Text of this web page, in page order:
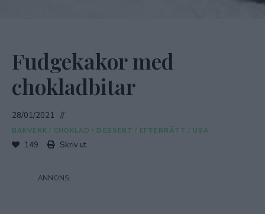
Fudgekakor med
chokladbitar
28/01/2021
BAKVERK / CHOKLAD / DESSERT / EFTERRÄTT / USA
149 Skriv ut